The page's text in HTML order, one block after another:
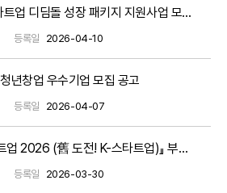
춘천시 창업 스타트업 디딤돌 성장 패키지 지원사업 모집 공고(~ 5월 8일 금 까지)
등록일 2026-04-10
년창업 우수기업 모집 공고
등록일 2026-04-07
『올해의 K-스타트업 2026 (舊 도전! K-스타트업)』 부처 통합 창업경진대회 공고
등록일 2026-03-30